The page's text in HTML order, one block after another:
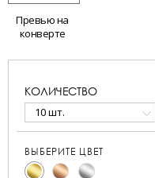
Превью на
конверте
КОЛИЧЕСТВО
10 шт.
ВЫБЕРИТЕ ЦВЕТ